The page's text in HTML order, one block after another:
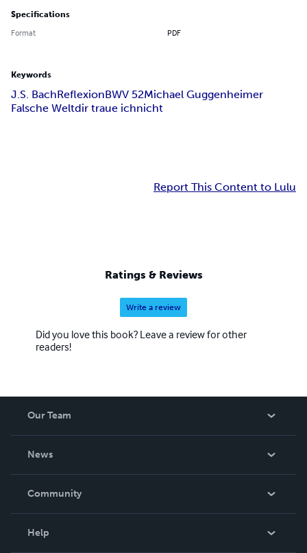
Specifications
Format PDF
Keywords
J.S. BachReflexionBWV 52Michael Guggenheimer
Falsche Weltdir traue ichnicht
Report This Content to Lulu
Ratings & Reviews
Write a review
Did you love this book? Leave a review for other
readers!
Our Team
News
In The News
Community
Help